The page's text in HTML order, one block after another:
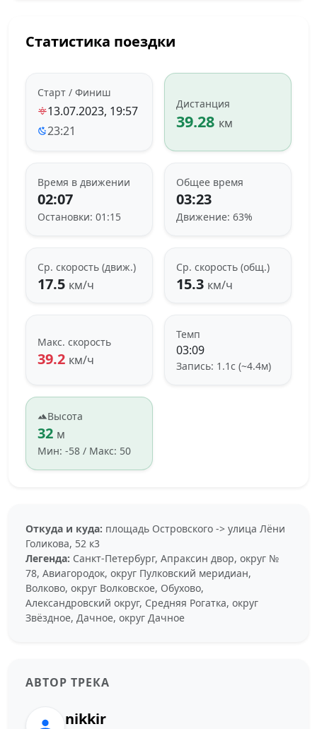
Статистика поездки
Старт / Финиш
13.07.2023, 19:57
23:21
Дистанция
39.28 км
Время в движении
02:07
Остановки: 01:15
Общее время
03:23
Движение: 63%
Ср. скорость (движ.)
17.5 км/ч
Ср. скорость (общ.)
15.3 км/ч
Макс. скорость
39.2 км/ч
Темп
03:09
Запись: 1.1с (~4.4м)
Высота
32 м
Мин: -58 / Макс: 50
Откуда и куда: площадь Островского -> улица Лёни
Голикова, 52 к3
Легенда: Санкт-Петербург, Апраксин двор, округ №
78, Авиагородок, округ Пулковский меридиан,
Волково, округ Волковское, Обухово,
Александровский округ, Средняя Рогатка, округ
Звёздное, Дачное, округ Дачное
АВТОР ТРЕКА
nikkir